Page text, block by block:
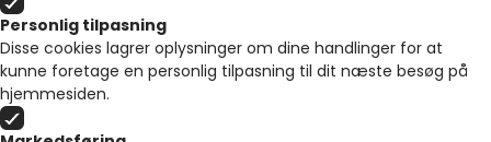
Personlig tilpasning
Disse cookies lagrer oplysninger om dine handlinger for at
kunne foretage en personlig tilpasning til dit næste besøg på
hjemmesiden.